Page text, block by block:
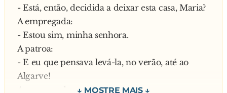
- Está, então, decidida a deixar esta casa, Maria?
A empregada:
- Estou sim, minha senhora.
A patroa:
- E eu que pensava levá-la, no verão, até ao
Algarve!